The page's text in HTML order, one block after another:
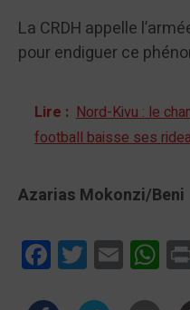
La CRDH appelle
pour endiguer ce
Lire : Nord-Kivu : le
football baisse ses
Azarias Mokonzi/Beni
FacebookTwitterEmail